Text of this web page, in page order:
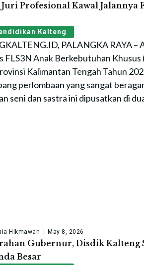
Profesional Kawal Jalannya
Kalteng
PALANGKA RAYA –
FLS3N Anak Berkebutuhan Khusus
Kalimantan Tengah Tahun
perlombaan yang sangat
seni dan sastra ini dipusatkan di
Hikmawan May 8, 2026
Gubernur, Disdik Kalteng
Besar